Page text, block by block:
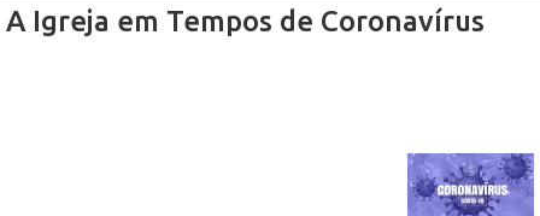
A Igreja em Tempos de Coronavírus